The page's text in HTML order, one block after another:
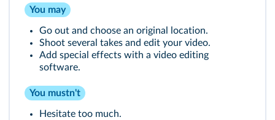
You may
Go out and choose an original location.
Shoot several takes and edit your video.
Add special effects with a video editing
software.
You mustn't
Hesitate too much.